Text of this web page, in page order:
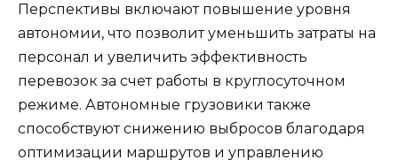
Перспективы включают повышение уровня
автономии, что позволит уменьшить затраты на
персонал и увеличить эффективность
перевозок за счет работы в круглосуточном
режиме. Автономные грузовики также
способствуют снижению выбросов благодаря
оптимизации маршрутов и управлению